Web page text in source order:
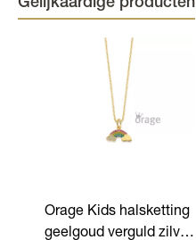
Gelijkaardige producten
Orage Kids halsketting
geelgoud verguld zilver